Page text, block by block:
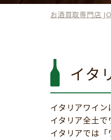
お酒買取専門店
イタ
イタリアワイン
イタリア全土で
イタリアでは